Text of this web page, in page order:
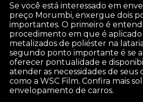
Se você está interessado em
preço Morumbi, enxergue dois
importantes. O primeiro é
procedimento em que é aplicado
metalizados de poliéster na
segundo ponto importante é se a
oferecer pontualidade e
atender as necessidades de seus
como a WSC Film. Confira mais
envelopamento de carros.